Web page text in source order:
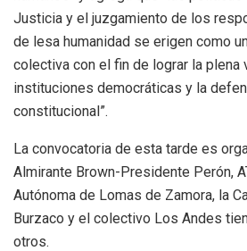
Justicia y el juzgamiento de los
de lesa humanidad se erigen como
colectiva con el fin de lograr la plena
instituciones democráticas y la
constitucional”.
La convocatoria de esta tarde es
Almirante Brown-Presidente Perón,
Autónoma de Lomas de Zamora, la
Burzaco y el colectivo Los Andes
otros.